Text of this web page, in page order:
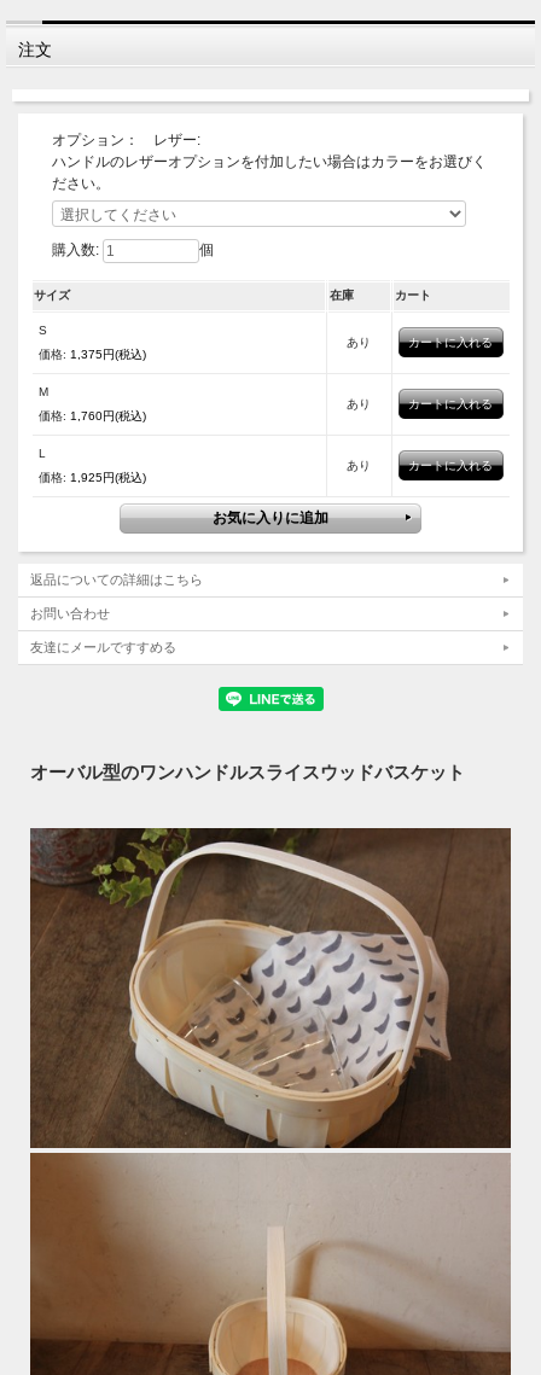
注文
オプション： レザー:
ハンドルのレザーオプションを付加したい場合はカラーをお選びく
ださい。
購入数: 個
サイズ 在庫 カート
S
価格: 1,375円(税込)
あり
M
価格: 1,760円(税込)
あり
L
価格: 1,925円(税込)
あり
返品についての詳細はこちら
お問い合わせ
友達にメールですすめる
オーバル型のワンハンドルスライスウッドバスケット